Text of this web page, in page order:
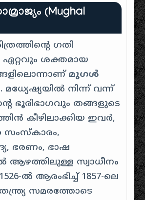
(Mughal
ഗതി
ഏറ്റവും ശക്തമായ
മുഗൾ
. മധ്യേഷ്യയിൽ നിന്ന് വന്ന്
ഭൂരിഭാഗവും തങ്ങളുടെ
കീഴിലാക്കിയ ഇവർ,
സംസ്കാരം,
ഭരണം, ഭാഷ
ആഴത്തിലുള്ള സ്വാധീനം
ൽ ആരംഭിച്ച് 1857-ലെ
സമരത്തോടെ